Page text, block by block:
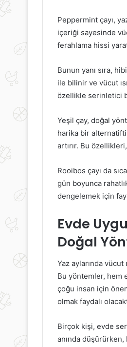
Peppermint çayı,
içeriği sayesinde
ferahlama hissi
Bunun yanı sıra,
ile bilinir ve vücut
özellikle serinletici
Yeşil çay, doğal
harika bir
artırır. Bu
Rooibos çayı da
gün boyunca
dengelemek için
Evde
Doğal
Yaz aylarında
Bu yöntemler, hem
çoğu insan için
olmak faydalı
Birçok kişi, evde
anında düşürürken,